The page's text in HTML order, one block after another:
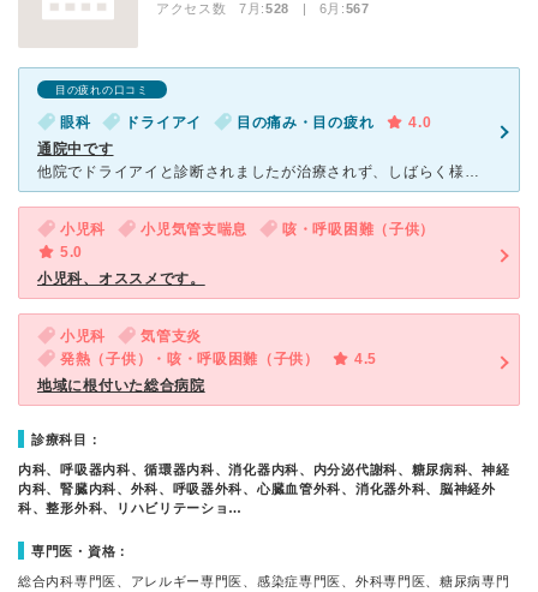
アクセス数 7月:528 | 6月:567
目の疲れの口コミ
眼科 ドライアイ 目の痛み・目の疲れ
4.0
通院中です
他院でドライアイと診断されましたが治療されず、しばらく様子みてましたが、友人が通院してるちばなクリニックの眼科へ通う事にしました。ドライアイの治療として点眼薬、点眼の仕方や涙点プラグを入れてもらいまし
小児科 小児気管支喘息
咳・呼吸困難（子供）
5.0
小児科、オススメです。
小児科
気管支炎
発熱（子供）・咳・呼吸困難（子供）
4.5
地域に根付いた総合病院
診療科目：
内科、呼吸器内科、循環器内科、消化器内科、内分泌代謝科、糖尿病科、神経
内科、腎臓内科、外科、呼吸器外科、心臓血管外科、消化器外科、脳神経外
科、整形外科、リハビリテーショ…
専門医・資格：
総合内科専門医、アレルギー専門医、感染症専門医、外科専門医、糖尿病専門